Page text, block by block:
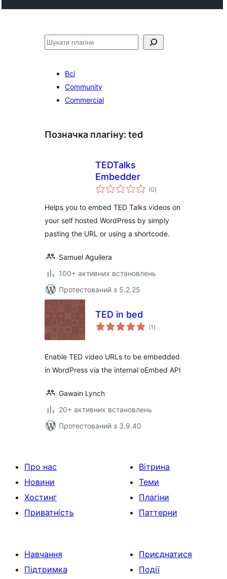
Пошук
Всі
Community
Commercial
Позначка плагіну: ted
TEDTalks
Embedder
(0загальний
рейтинг
)
Helps you to embed TED Talks videos on
your self hosted WordPress by simply
pasting the URL or using a shortcode.
Samuel Aguilera
100+ активних встановлень
Протестований з 5.2.25
TED in bed
(1 загальний
рейтинг
)
Enable TED video URLs to be embedded
in WordPress via the internal oEmbed API
Gawain Lynch
20+ активних встановлень
Протестований з 3.9.40
Про нас
Новини
Хостинг
Приватність
Вітрина
Теми
Плагіни
Паттерни
Навчання
Підтримка
Приєднатися
Події